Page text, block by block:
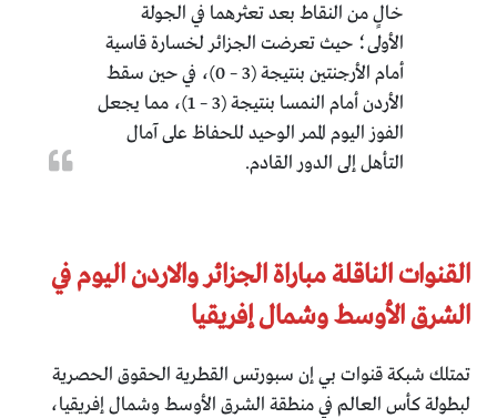
خالٍ من النقاط بعد تعثرهما في الجولة
الأولى؛ حيث تعرضت الجزائر لخسارة قاسية
أمام الأرجنتين بنتيجة (3 – 0)، في حين سقط
الأردن أمام النمسا بنتيجة (3 – 1)، مما يجعل
الفوز اليوم الممر الوحيد للحفاظ على آمال
التأهل إلى الدور القادم.
القنوات الناقلة مباراة الجزائر والاردن اليوم في
الشرق الأوسط وشمال إفريقيا
تمتلك شبكة قنوات بي إن سبورتس القطرية الحقوق الحصرية
لبطولة كأس العالم في منطقة الشرق الأوسط وشمال إفريقيا،